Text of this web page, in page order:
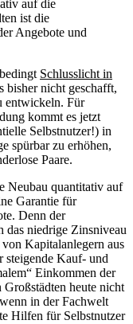
auf die
ist die
Angebote und
Schlusslicht in
bisher nicht geschafft,
entwickeln. Für
kommt es jetzt
Selbstnutzer!) in
spürbar zu erhöhen,
Paare.
Neubau quantitativ auf
Garantie für
Denn der
das niedrige Zins­niveau
Kapitalanlegern aus
steigende Kauf- und
Einkommen der
heute nicht
in der Fachwelt
Hilfen für Selbstnutzer